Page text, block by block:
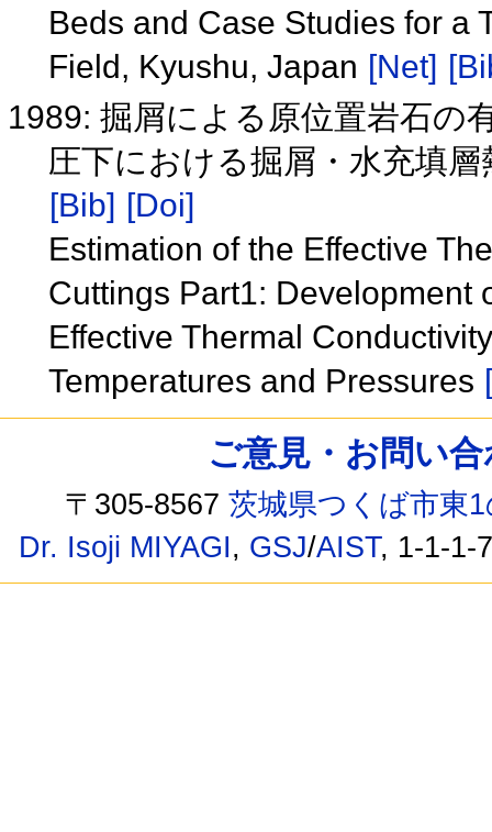
Beds and Case Studies for a
Field, Kyushu, Japan [Net]
1989: 掘屑による原位置岩石の
圧下における掘屑・水充填
[Bib] [Doi]
Estimation of the Effective
Cuttings Part1: Development
Effective Thermal
Temperatures and Pressures
ご意見・お問い
〒305-8567茨城県つくば市東
Dr. Isoji MIYAGI, GSJ/AIST, 1-1-1-